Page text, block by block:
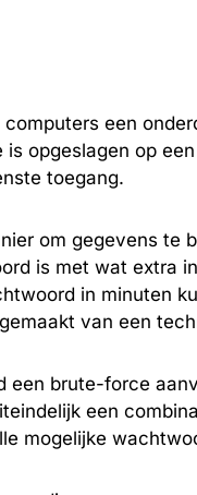
een
opgeslagen op
toegang.
om gegevens te
is met wat extra
in minuten
van een
een brute-force
een
mogelijke